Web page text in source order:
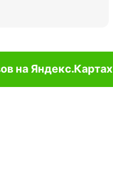
на Яндекс.Картах